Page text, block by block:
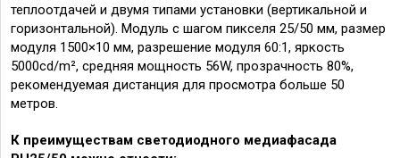
теплоотдачей и двумя типами установки (вертикальной и
горизонтальной). Модуль с шагом пикселя 25/50 мм, размер
модуля 1500×10 мм, разрешение модуля 60:1, яркость
5000cd/m², средняя мощность 56W,прозрачность 80%,
рекомендуемая дистанция для просмотра больше 50
метров.
К преимуществам светодиодного медиафасада